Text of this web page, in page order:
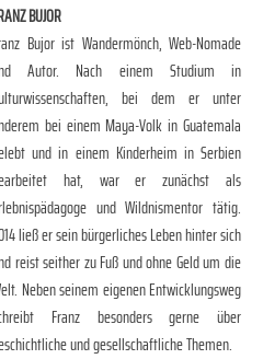
BUJOR
Bujor ist Wandermönch, Web-Nomade
Autor. Nach einem Studium in
bei dem er unter
bei einem Maya-Volk in Guatemala
und in einem Kinderheim in Serbien
hat, war er zunächst als
und Wildnismentor tätig.
ließ er sein bürgerliches Leben hinter sich
reist seither zu Fuß und ohne Geld um die
Neben seinem eigenen Entwicklungsweg
Franz besonders gerne über
und gesellschaftliche Themen.